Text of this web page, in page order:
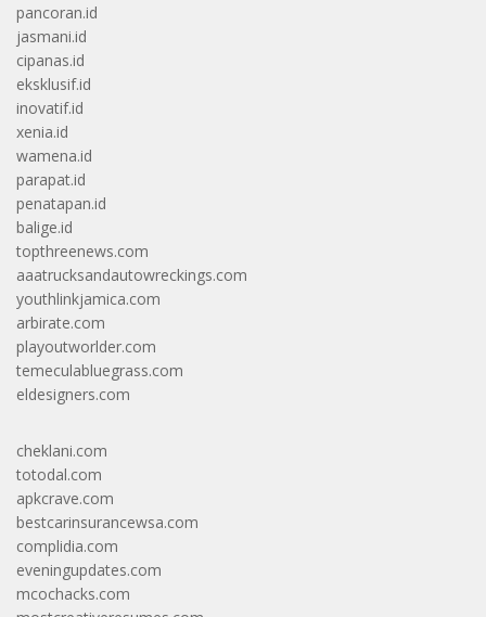
pancoran.id
jasmani.id
cipanas.id
eksklusif.id
inovatif.id
xenia.id
wamena.id
parapat.id
penatapan.id
balige.id
topthreenews.com
aaatrucksandautowreckings.com
youthlinkjamica.com
arbirate.com
playoutworlder.com
temeculabluegrass.com
eldesigners.com
cheklani.com
totodal.com
apkcrave.com
bestcarinsurancewsa.com
complidia.com
eveningupdates.com
mcochacks.com